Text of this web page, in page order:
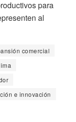
para
al
comercial
e innovación